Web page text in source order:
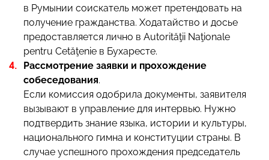
в Румынии соискатель может претендовать на
получение гражданства. Ходатайство и досье
предоставляется лично в Autorităţii Naţionale
pentru Cetăţenie в Бухаресте.
Рассмотрение заявки и прохождение
собеседования.
Если комиссия одобрила документы, заявителя
вызывают в управление для интервью. Нужно
подтвердить знание языка, истории и культуры,
национального гимна и конституции страны. В
случае успешного прохождения председатель